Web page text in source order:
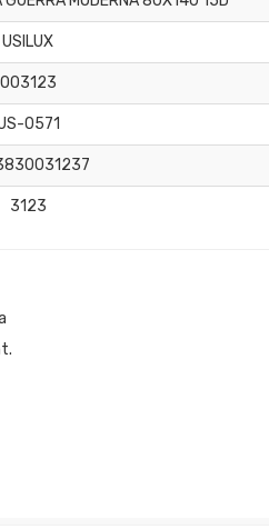
USILUX
003123
0571
3123